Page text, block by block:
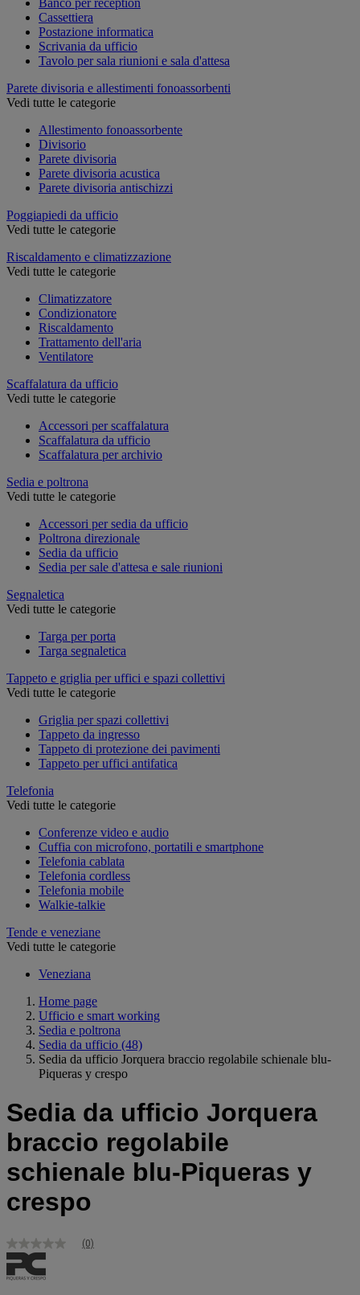
Cassettiera
Postazione informatica
Scrivania da ufficio
Tavolo per sala riunioni e sala d'attesa
Parete divisoria e allestimenti fonoassorbenti
Vedi tutte le categorie
Allestimento fonoassorbente
Divisorio
Parete divisoria
Parete divisoria acustica
Parete divisoria antischizzi
Poggiapiedi da ufficio
Vedi tutte le categorie
Riscaldamento e climatizzazione
Vedi tutte le categorie
Climatizzatore
Condizionatore
Riscaldamento
Trattamento dell'aria
Ventilatore
Scaffalatura da ufficio
Vedi tutte le categorie
Accessori per scaffalatura
Scaffalatura da ufficio
Scaffalatura per archivio
Sedia e poltrona
Vedi tutte le categorie
Accessori per sedia da ufficio
Poltrona direzionale
Sedia da ufficio
Sedia per sale d'attesa e sale riunioni
Segnaletica
Vedi tutte le categorie
Targa per porta
Targa segnaletica
Tappeto e griglia per uffici e spazi collettivi
Vedi tutte le categorie
Griglia per spazi collettivi
Tappeto da ingresso
Tappeto di protezione dei pavimenti
Tappeto per uffici antifatica
Telefonia
Vedi tutte le categorie
Conferenze video e audio
Cuffia con microfono, portatili e smartphone
Telefonia cablata
Telefonia cordless
Telefonia mobile
Walkie-talkie
Tende e veneziane
Vedi tutte le categorie
Veneziana
Home page
Ufficio e smart working
Sedia e poltrona
Sedia da ufficio (48)
Sedia da ufficio Jorquera braccio regolabile schienale blu-
Piqueras y crespo
Sedia da ufficio Jorquera
braccio regolabile
schienale blu-Piqueras y
crespo
Nessuna
valutazione
Stesso
(0)